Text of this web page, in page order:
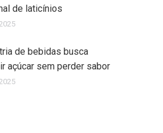
de laticínios
de bebidas busca
açúcar sem perder sabor